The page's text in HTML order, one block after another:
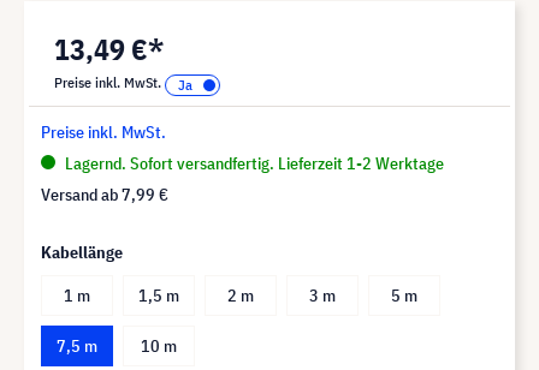
13,49 €*
Preise inkl. MwSt.
Preise inkl. MwSt.
Lagernd. Sofort versandfertig. Lieferzeit 1-2 Werktage
Versand ab7,99 €
Kabellänge
1 m
1,5 m 2 m 3 m 5 m
7,5 m 10 m